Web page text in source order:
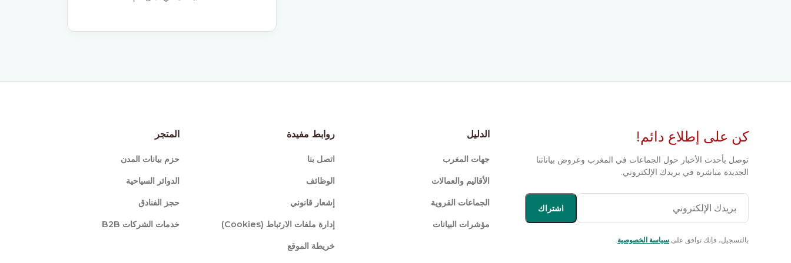
كن على إطلاع دائم!
توصل بأحدث الأخبار حول الجماعات في المغرب وعروض بياناتنا
الجديدة مباشرة في بريدك الإلكتروني.
اشتراك
بالتسجيل، فإنك توافق على سياسة الخصوصية.
الدليل
جهات المغرب
الأقاليم والعمالات
الجماعات القروية
مؤشرات البيانات
روابط مفيدة
اتصل بنا
الوظائف
إشعار قانوني
إدارة ملفات الارتباط (Cookies)
خريطة الموقع
المتجر
حزم بيانات المدن
الدوائر السياحية
حجز الفنادق
خدمات الشركات B2B